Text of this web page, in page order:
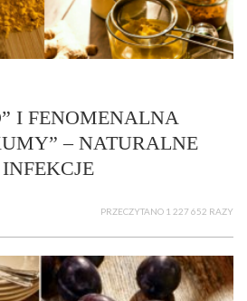
I FENOMENALNA
– NATURALNE
PRZECZYTANO 1 227 652 RAZY